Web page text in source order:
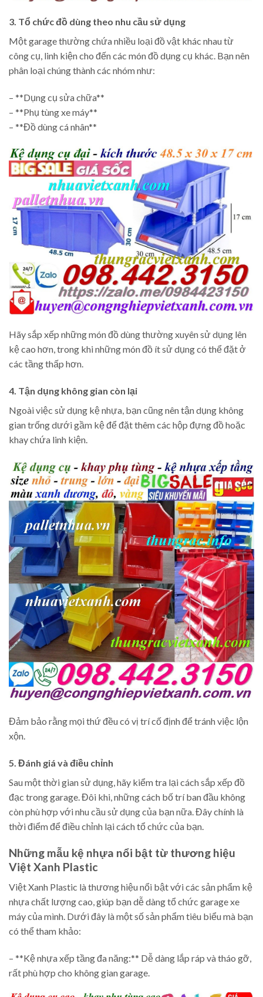
3. Tổ chức đồ dùng theo nhu cầu sử dụng
Một garage thường chứa nhiều loại đồ vật khác nhau từ
công cụ, linh kiện cho đến các món đồ dụng cụ khác. Bạn nên
phân loại chúng thành các nhóm như:
– **Dụng cụ sửa chữa**
– **Phụ tùng xe máy**
– **Đồ dùng cá nhân**
Hãy sắp xếp những món đồ dùng thường xuyên sử dụng lên
kệ cao hơn, trong khi những món đồ ít sử dụng có thể đặt ở
các tầng thấp hơn.
4. Tận dụng không gian còn lại
Ngoài việc sử dụng kệ nhựa, bạn cũng nên tận dụng không
gian trống dưới gầm kệ để đặt thêm các hộp đựng đồ hoặc
khay chứa linh kiện.
Đảm bảo rằng mọi thứ đều có vị trí cố định để tránh việc lộn
xộn.
5. Đánh giá và điều chỉnh
Sau một thời gian sử dụng, hãy kiểm tra lại cách sắp xếp đồ
đạc trong garage. Đôi khi, những cách bố trí ban đầu không
còn phù hợp với nhu cầu sử dụng của bạn nữa. Đây chính là
thời điểm để điều chỉnh lại cách tổ chức của bạn.
Những mẫu kệ nhựa nổi bật từ thương hiệu
Việt Xanh Plastic
Việt Xanh Plastic là thương hiệu nổi bật với các sản phẩm kệ
nhựa chất lượng cao, giúp bạn dễ dàng tổ chức garage xe
máy của mình. Dưới đây là một số sản phẩm tiêu biểu mà bạn
có thể tham khảo:
– **Kệ nhựa xếp tầng đa năng:** Dễ dàng lắp ráp và tháo gỡ,
rất phù hợp cho không gian garage.